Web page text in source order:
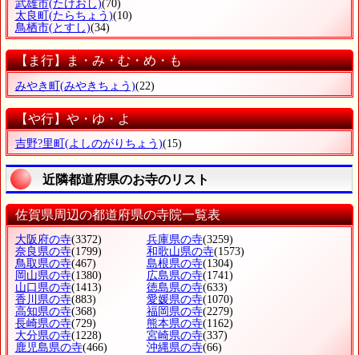
武雄市(たけおし)(70)
太良町 (たらちょう)(10)
鳥栖市(とすし)(34)
【ま行】ま・み・む・め・も
みやき町(みやきちょう)(22)
【や行】や・ゆ・よ
吉野?里町 (よしのがりちょう)(15)
近隣都道府県のお寺のリスト
佐賀県周辺の都道府県の寺院一覧表
大阪府の寺(3372) 兵庫県の寺(3259)
奈良県の寺(1799) 和歌山県の寺(1573)
鳥取県の寺(467) 島根県の寺(1304)
岡山県の寺(1380) 広島県の寺(1741)
山口県の寺(1413) 徳島県の寺(633)
香川県の寺(883) 愛媛県の寺(1070)
高知県の寺(368) 福岡県の寺(2279)
長崎県の寺(729) 熊本県の寺(1162)
大分県の寺(1228) 宮崎県の寺(337)
鹿児島県の寺(466) 沖縄県の寺(66)